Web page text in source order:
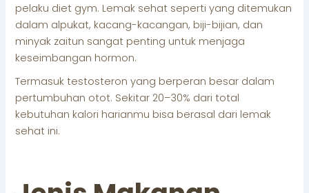
pelaku diet gym. Lemak sehat seperti yang ditemukan
dalam alpukat, kacang-kacangan, biji-bijian, dan
minyak zaitun sangat penting untuk menjaga
keseimbangan hormon.
Termasuk testosteron yang berperan besar dalam
pertumbuhan otot. Sekitar 20–30% dari total
kebutuhan kalori harianmu bisa berasal dari lemak
sehat ini.